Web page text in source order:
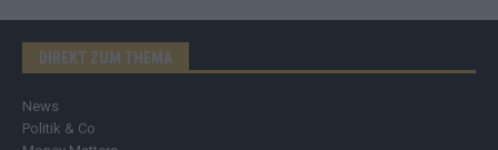
DIREKT ZUM THEMA
News
Politik & Co